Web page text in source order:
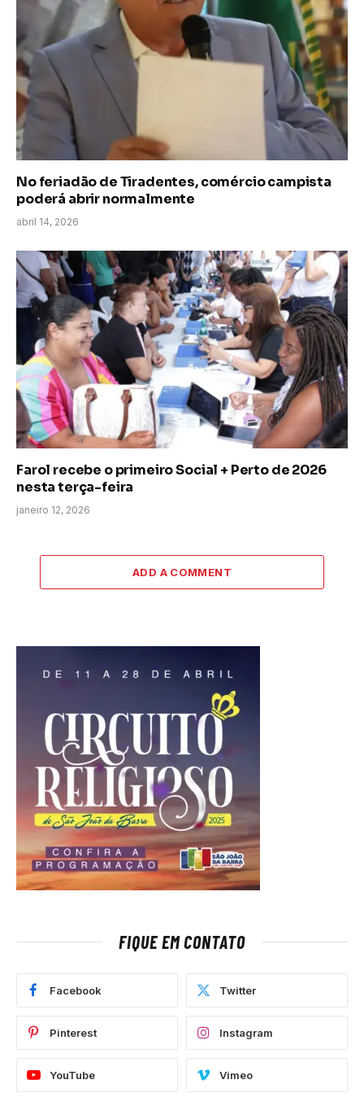
No feriadão de Tiradentes, comércio campista
poderá abrir normalmente
abril 14, 2026
Farol recebe o primeiro Social + Perto de 2026
nesta terça-feira
janeiro 12, 2026
ADD A COMMENT
FIQUE EM CONTATO
Facebook Twitter
Pinterest Instagram
YouTube Vimeo